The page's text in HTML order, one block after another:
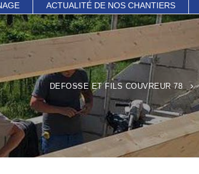
ACTUALITÉ DE NOS CHANTIERS
DEFOSSE ET FILS COUVREUR 78